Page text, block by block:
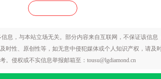
息，与本站立场无关。部分内容来自互联网，不保证该信息
时性、原创性等，如无意中侵犯媒体或个人知识产权，请及
侵权或不实信息举报邮箱至：tousu@lgdiamond.cn